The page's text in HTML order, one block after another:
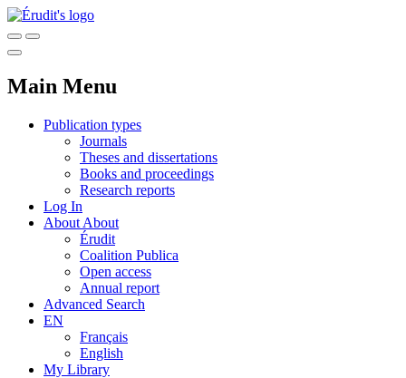
Main Menu
Publication types
Journals
Theses and dissertations
Books and proceedings
Research reports
Log In
About About
Érudit
Coalition Publica
Open access
Annual report
Advanced Search
EN
Français
English
My Library